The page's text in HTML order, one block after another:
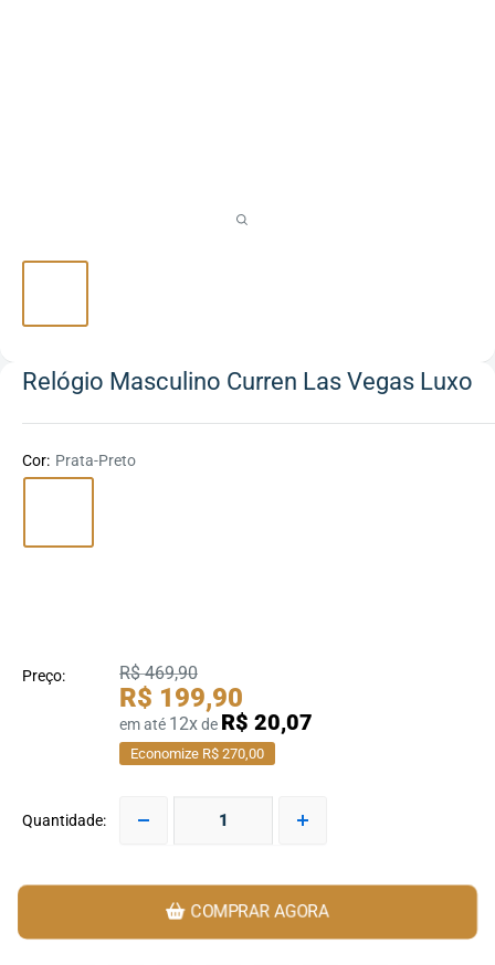
Relógio Masculino Curren Las Vegas Luxo
Cor: Prata-Preto
Preço: R$ 469,90
R$ 199,90
em até 12xde R$ 20,07
Economize R$ 270,00
Quantidade:
COMPRAR AGORA